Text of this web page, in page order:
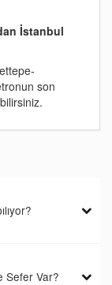
İstanbul
son
Sefer Var?